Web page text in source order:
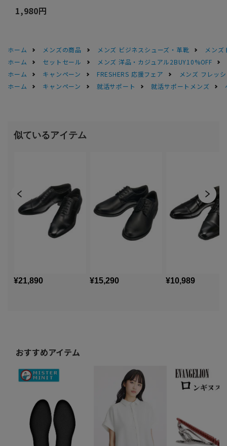
1,980円
ホーム メンズの商品 メンズ ビジネスシューズ・革靴
メンズ
ホーム
セットセール
メンズ 洋品・カジュアル2BUY10%OFF
ホーム
キャンペーン FRESHERS 応援フェア
メンズ フレッ
ホーム
キャンペーン 就活サポート 就活サポートメンズ